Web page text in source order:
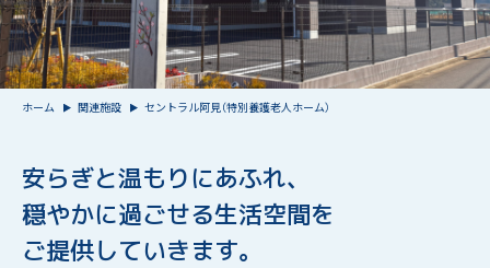
ホーム 関連施設 セントラル阿見（特別養護老人ホーム）
安らぎと温もりにあふれ、
穏やかに過ごせる生活空間を
ご提供していきます。